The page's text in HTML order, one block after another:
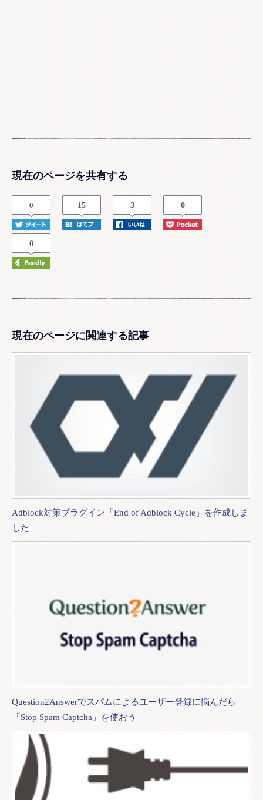
現在のページを共有する
0 15 3 0
0
現在のページに関連する記事
Adblock対策プラグイン「End of Adblock Cycle」を作成しま
した
Question2Answerでスパムによるユーザー登録に悩んだら
「Stop Spam Captcha」を使おう